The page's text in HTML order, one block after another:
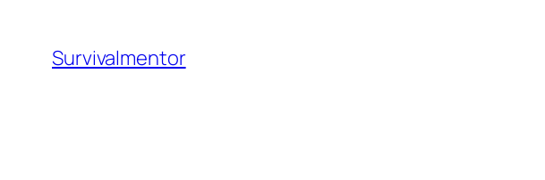
Inhalt
springen
Survivalmentor